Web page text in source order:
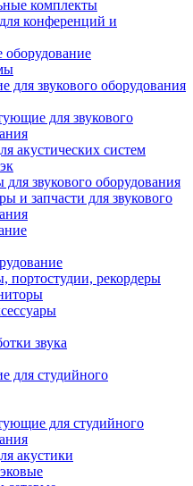
комплекты
конференций и
оборудование
для звукового оборудования
для звукового
акустических систем
для звукового оборудования
и запчасти для звукового
портостудии, рекордеры
звука
для студийного
для студийного
акустики